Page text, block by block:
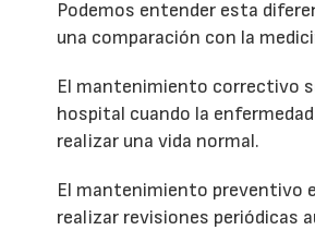
Podemos entender esta
una comparación con la
El mantenimiento correctivo
hospital cuando la
realizar una vida normal.
El mantenimiento preventivo
realizar revisiones periódicas